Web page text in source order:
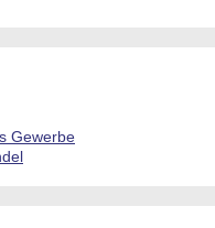
Gewerbe